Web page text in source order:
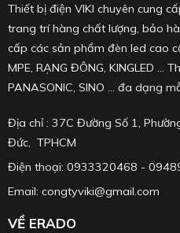
Thiết bị điện VIKI chuyên cung
trang trí hàng chất lượng, bảo
cấp các sản phẩm đèn led cao
MPE, RẠNG ĐÔNG, KINGLED ...
PANASONIC, SINO ... đa dạng
Địa chỉ : 37C Đường Số 1,
Đức, TPHCM
Điện thoại: 0933320468 -
Email: congtyviki@gmail.com
VỀ ERADO